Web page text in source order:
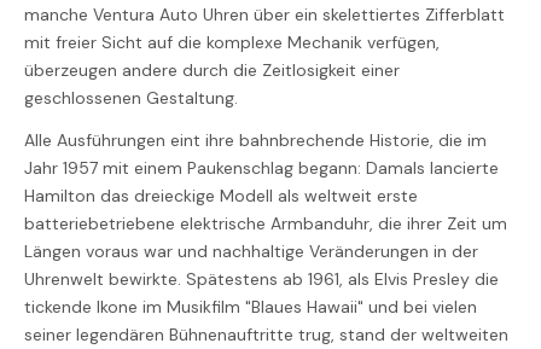
manche Ventura Auto Uhren über ein skelettiertes Zifferblatt
mit freier Sicht auf die komplexe Mechanik verfügen,
überzeugen andere durch die Zeitlosigkeit einer
geschlossenen Gestaltung.
Alle Ausführungen eint ihre bahnbrechende Historie, die im
Jahr 1957 mit einem Paukenschlag begann: Damals lancierte
Hamilton das dreieckige Modell als weltweit erste
batteriebetriebene elektrische Armbanduhr, die ihrer Zeit um
Längen voraus war und nachhaltige Veränderungen in der
Uhrenwelt bewirkte. Spätestens ab 1961, als Elvis Presley die
tickende Ikone im Musikfilm "Blaues Hawaii" und bei vielen
seiner legendären Bühnenauftritte trug, stand der weltweiten